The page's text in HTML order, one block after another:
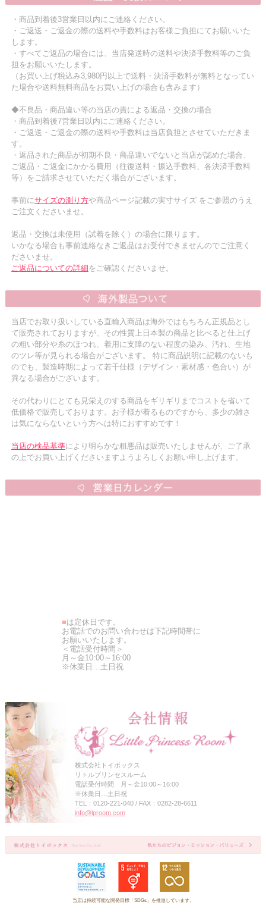
・商品到着後3営業日以内にご連絡ください。
・ご返送・ご返金の際の送料や手数料はお客様ご負担にてお願いいた
します。
・すべてご返品の場合には、当店発送時の送料や決済手数料等のご負
担をお願いいたします。
（お買い上げ税込み3,980円以上で送料・決済手数料が無料となってい
た場合や送料無料商品をお買い上げの場合も含みます）
◆不良品・商品違い等の当店の責による返品・交換の場合
・商品到着後7営業日以内にご連絡ください。
・ご返送・ご返金の際の送料や手数料は当店負担とさせていただきま
す。
・返品された商品が初期不良・商品違いでないと当店が認めた場合、
ご返品・ご返金にかかる費用（往復送料・振込手数料、各決済手数料
等）をご請求させていただく場合がございます。
事前にサイズの測り方や商品ページ記載の実寸サイズ をご参照のうえ
ご注文くださいませ。
返品・交換は未使用（試着を除く）の場合に限ります。
いかなる場合も事前連絡なきご返品はお受付できませんのでご注意く
ださいませ。
ご返品についての詳細をご確認くださいませ。
当店でお取り扱いしている直輸入商品は海外ではもちろん正規品とし
て販売されておりますが、その性質上日本製の商品と比べると仕上げ
の粗い部分や糸のほつれ、着用に支障のない程度の染み、汚れ、生地
のツレ等が見られる場合がございます。 特に商品説明に記載のないも
のでも、製造時期によって若干仕様（デザイン・素材感・色合い）が
異なる場合がございます。
その代わりにとても見栄えのする商品をギリギリまでコストを省いて
低価格で販売しております。お子様が着るものですから、多少の雑さ
は気にならないという方へは特におすすめです！
当店の検品基準により明らかな粗悪品は販売いたしませんが、ご了承
の上でお買い上げくださいますようよろしくお願い申し上げます。
■は定休日です。
お電話でのお問い合わせは下記時間帯に
お願いいたします。
＜電話受付時間＞
月～金10:00～16:00
※休業日…土日祝
株式会社トイボックス
リトルプリンセスルーム
電話受付時間 月～金10:00～16:00
※休業日…土日祝
TEL：0120-221-040 / FAX：0282-28-6611
info@lproom.com
当店は持続可能な開発目標「SDGs」を推進しています。